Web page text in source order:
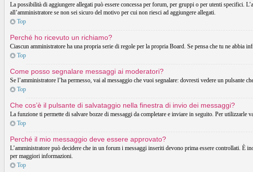
La possibilità di aggiungere allegati può essere concessa per forum, per gruppi o per utenti specifici.
all’amministratore se non sei sicuro del motivo per cui non riesci ad aggiungere allegati.
Top
Perché ho ricevuto un richiamo?
Ciascun amministratore ha una propria serie di regole per la propria Board. Se pensa che tu ne abbia
Top
Come posso segnalare messaggi ai moderatori?
Se l’amministratore l’ha permesso, vai al messaggio che vuoi segnalare: dovresti vedere un pulsante
Top
Che cos’è il pulsante di salvataggio nella finestra di invio dei messaggi?
La funzione ti permette di salvare bozze di messaggi da completare e inviare in seguito. Per utilizzarle
Top
Perché il mio messaggio deve essere approvato?
L’amministratore può decidere che in un forum i messaggi inseriti devono prima essere controllati.
per maggiori informazioni.
Top